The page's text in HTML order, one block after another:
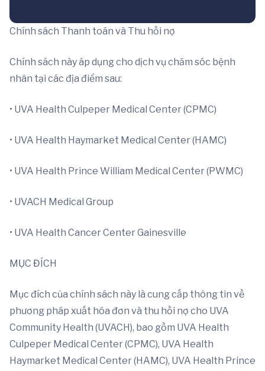
Chính sách Thanh toán và Thu hồi nợ
Chính sách này áp dụng cho dịch vụ chăm sóc bệnh
nhân tại các địa điểm sau:
• UVA Health Culpeper Medical Center (CPMC)
• UVA Health Haymarket Medical Center (HAMC)
• UVA Health Prince William Medical Center (PWMC)
• UVACH Medical Group
• UVA Health Cancer Center Gainesville
MỤC ĐÍCH
Mục đích của chính sách này là cung cấp thông tin về
phương pháp xuất hóa đơn và thu hồi nợ cho UVA
Community Health (UVACH), bao gồm UVA Health
Culpeper Medical Center (CPMC), UVA Health
Haymarket Medical Center (HAMC), UVA Health Prince